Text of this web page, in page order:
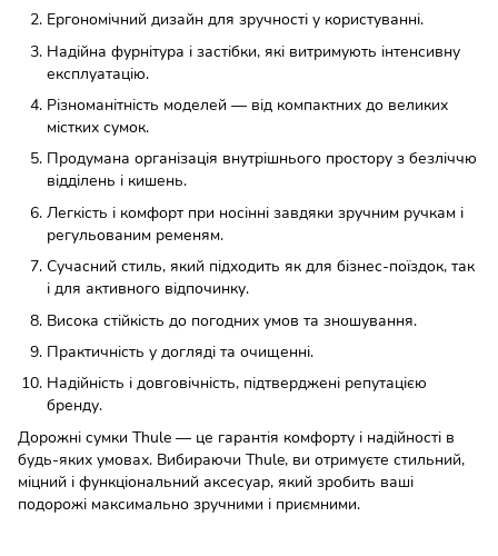
Ергономічний дизайн для зручності у користуванні.
Надійна фурнітура і застібки, які витримують інтенсивну
експлуатацію.
Різноманітність моделей — від компактних до великих
містких сумок.
Продумана організація внутрішнього простору з безліччю
відділень і кишень.
Легкість і комфорт при носінні завдяки зручним ручкам і
регульованим ременям.
Сучасний стиль, який підходить як для бізнес-поїздок, так
і для активного відпочинку.
Висока стійкість до погодних умов та зношування.
Практичність у догляді та очищенні.
Надійність і довговічність, підтверджені репутацією
бренду.
Дорожні сумки Thule — це гарантія комфорту і надійності в
будь-яких умовах. Вибираючи Thule, ви отримуєте стильний,
міцний і функціональний аксесуар, який зробить ваші
подорожі максимально зручними і приємними.